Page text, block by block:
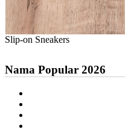
Slip-on Sneakers
Nama Popular 2026